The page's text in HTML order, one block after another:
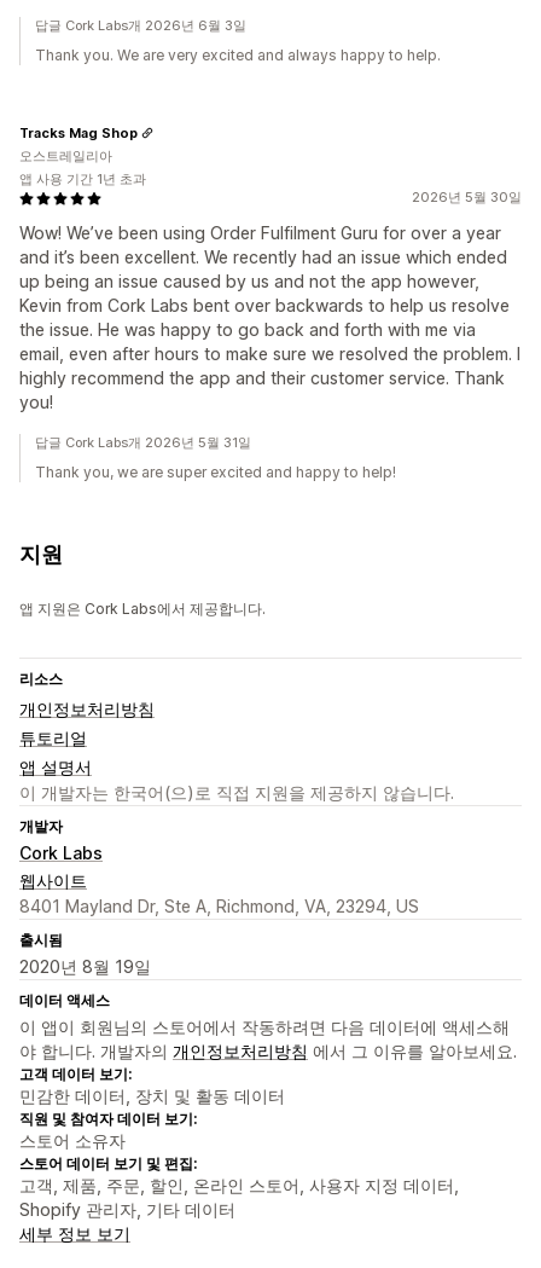
답글 Cork Labs개 2026년 6월 3일
Thank you. We are very excited and always happy to help.
2026년 5월 30일
Wow! We’ve been using Order Fulfilment Guru for over a year
and it’s been excellent. We recently had an issue which ended
up being an issue caused by us and not the app however,
Kevin from Cork Labs bent over backwards to help us resolve
the issue. He was happy to go back and forth with me via
email, even after hours to make sure we resolved the problem. I
highly recommend the app and their customer service. Thank
you!
Tracks Mag Shop
오스트레일리아
앱 사용 기간 1년 초과
답글 Cork Labs개 2026년 5월 31일
Thank you, we are super excited and happy to help!
지원
앱 지원은 Cork Labs에서 제공합니다.
리소스
개인정보처리방침
튜토리얼
앱 설명서
이 개발자는 한국어(으)로 직접 지원을 제공하지 않습니다.
개발자
Cork Labs
웹사이트
8401 Mayland Dr, Ste A, Richmond, VA, 23294, US
출시됨
2020년 8월 19일
데이터 액세스
이 앱이 회원님의 스토어에서 작동하려면 다음 데이터에 액세스해
야 합니다. 개발자의 개인정보처리방침 에서 그 이유를 알아보세요.
고객 데이터 보기:
민감한 데이터, 장치 및 활동 데이터
직원 및 참여자 데이터 보기:
스토어 소유자
스토어 데이터 보기 및 편집:
고객, 제품, 주문, 할인, 온라인 스토어, 사용자 지정 데이터,
Shopify 관리자, 기타 데이터
세부 정보 보기